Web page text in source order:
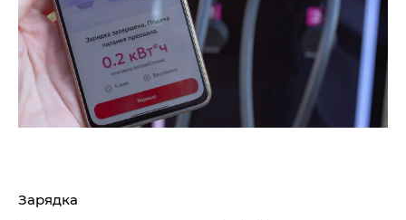
Зарядка